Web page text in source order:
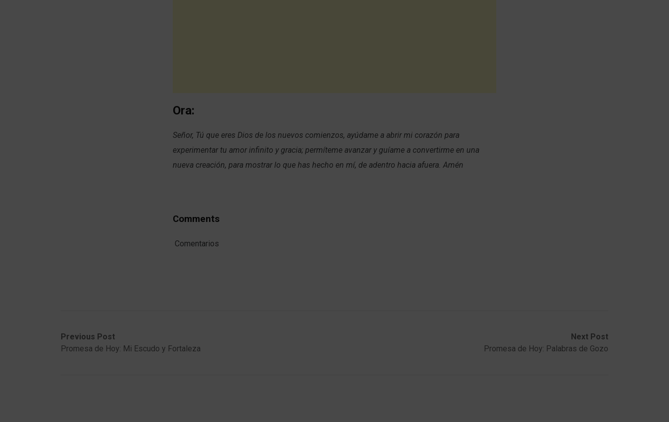
Ora:
Señor, Tú que eres Dios de los nuevos comienzos, ayúdame a abrir mi corazón para
experimentar tu amor infinito y gracia; permíteme avanzar y guíame a convertirme en una
nueva creación, para mostrar lo que has hecho en mí, de adentro hacia afuera. Amén
Comments
Comentarios
Previous Post
Promesa de Hoy: Mi Escudo y Fortaleza
Next Post
Promesa de Hoy: Palabras de Gozo